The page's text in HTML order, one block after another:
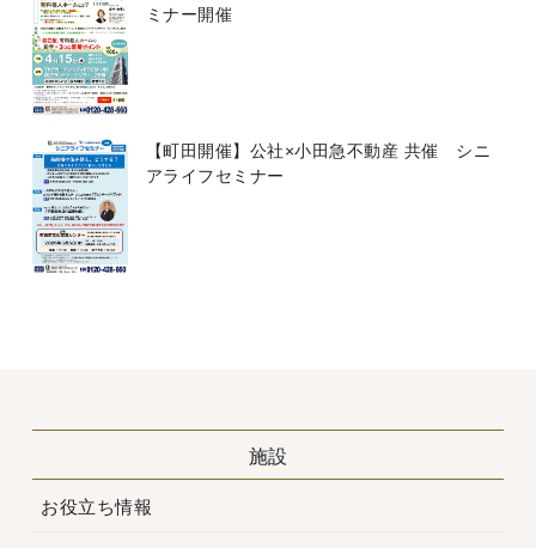
ミナー開催
【町田開催】公社×小田急不動産 共催 シニ
アライフセミナー
施設
お役立ち情報